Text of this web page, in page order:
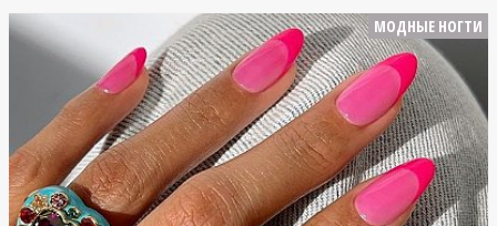
МОДНЫЕ НОГТИ